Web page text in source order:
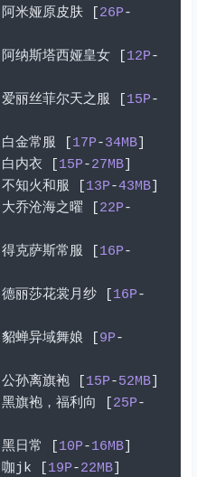
阿米娅原皮肤 26P-
阿纳斯塔西娅皇女 12P-
爱丽丝菲尔天之服 15P-
白金常服 17P-34MB]
白内衣 15P-27MB]
不知火和服 13P-43MB]
大乔沧海之曜 22P-
得克萨斯常服 16P-
德丽莎花裳月纱 16P-
貂蝉异域舞娘 9P-
公孙离旗袍 15P-52MB]
黑旗袍，福利向 25P-
黑日常 10P-16MB]
咖jk 19P-22MB]